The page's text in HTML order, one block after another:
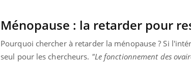
Ménopause : la retarder pour
Pourquoi chercher à retarder la ménopause ? Si
seul pour les chercheurs. "Le fonctionnement des